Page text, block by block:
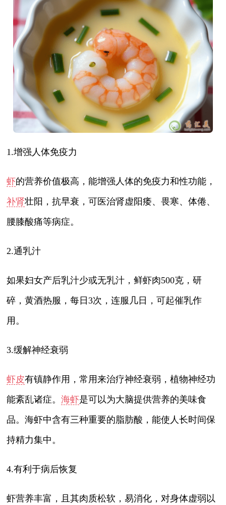
1.增强人体免疫力
虾的营养价值极高，能增强人体的免疫力和性功能，
补肾壮阳，抗早衰，可医治肾虚阳痿、畏寒、体倦、
腰膝酸痛等病症。
2.通乳汁
如果妇女产后乳汁少或无乳汁，鲜虾肉500克，研
碎，黄酒热服，每日3次，连服几日，可起催乳作
用。
3.缓解神经衰弱
虾皮有镇静作用，常用来治疗神经衰弱，植物神经功
能紊乱诸症。海虾是可以为大脑提供营养的美味食
品。海虾中含有三种重要的脂肪酸，能使人长时间保
持精力集中。
4.有利于病后恢复
虾营养丰富，且其肉质松软，易消化，对身体虚弱以